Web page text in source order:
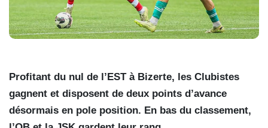
Profitant du nul de l’EST à Bizerte, les Clubistes
gagnent et disposent de deux points d’avance
désormais en pole position. En bas du classement,